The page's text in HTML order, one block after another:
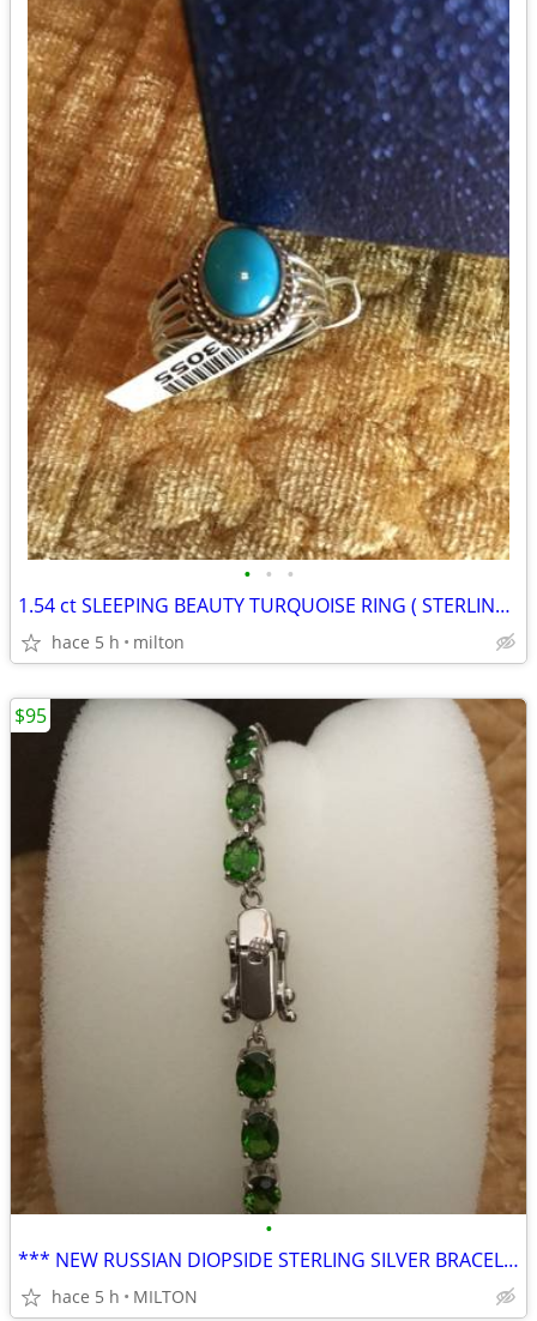
• • •
1.54 ct SLEEPING BEAUTY TURQUOISE RING ( STERLING )
hace 5 h milton
•
*** NEW RUSSIAN DIOPSIDE STERLING SILVER BRACELET
hace 5 h MILTON
$95